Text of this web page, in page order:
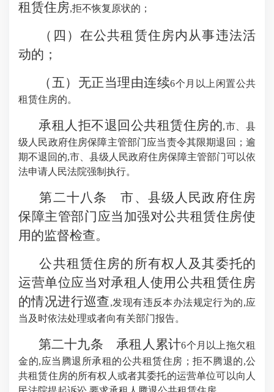
租赁住房,拒不恢复原状的；
（四）在公共租赁住房内从事违法活
动的；
（五）无正当理由连续6个月以上闲置公共
租赁住房的。
承租人拒不退回公共租赁住房的,市、县
级人民政府住房保障主管部门应当责令其限期退回；逾
期不退回的,市、县级人民政府住房保障主管部门可以依
法申请人民法院强制执行。
第二十八条 市、县级人民政府住房
保障主管部门应当加强对公共租赁住房使
用的监督检查。
公共租赁住房的所有权人及其委托的
运营单位应当对承租人使用公共租赁住房
的情况进行巡查,发现有违反本办法规定行为的,应
当及时依法处理或者向有关部门报告。
第二十九条 承租人累计6个月以上拖欠租
金的,应当腾退所承租的公共租赁住房；拒不腾退的,公
共租赁住房的所有权人或者其委托的运营单位可以向人